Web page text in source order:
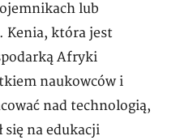
lub
Kenia, która jest
Afryki
naukowców i
nad technologią,
się na edukacji